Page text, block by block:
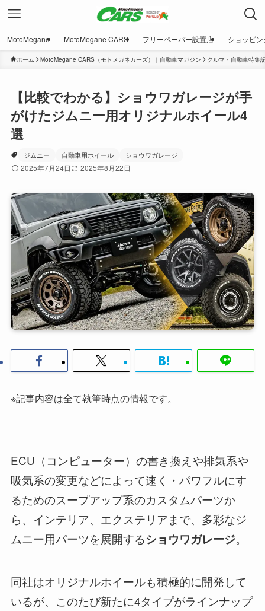
MotoMegane MotoMegane CARS フリーペーパー設置店 ショッピン
ホーム MotoMegane CARS（モトメガネカーズ）｜自動車マガジン クルマ・自動車特集
【比較でわかる】ショウワガレージが手
がけたジムニー用オリジナルホイール4
選
ジムニー 自動車用ホイール ショウワガレージ
2025年7月24日 2025年8月22日
※記事内容は全て執筆時点の情報です。
ECU（コンピューター）の書き換えや排気系や
吸気系の変更などによって速く・パワフルにす
るためのスープアップ系のカスタムパーツか
ら、インテリア、エクステリアまで、多彩なジ
ムニー用パーツを展開するショウワガレージ。
同社はオリジナルホイールも積極的に開発して
いるが、このたび新たに4タイプがラインナップ